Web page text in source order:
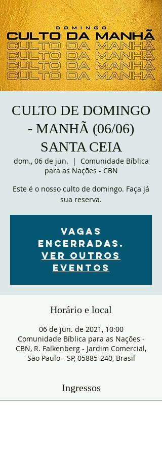
CULTO DE DOMINGO
- MANHÃ (06/06)
SANTA CEIA
dom., 06 de jun.
  |
Comunidade Bíblica
para as Nações - CBN
Este é o nosso culto de domingo. Faça já
sua reserva.
VAGAS
ENCERRADAS.
Ver outros
eventos
Horário e local
06 de jun. de 2021, 10:00
Comunidade Bíblica para as Nações -
CBN, R. Falkenberg - Jardim Comercial,
São Paulo - SP, 05885-240, Brasil
Ingressos